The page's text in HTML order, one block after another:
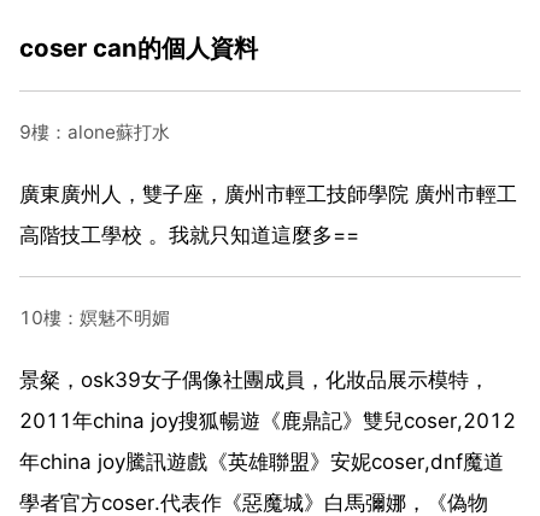
coser can的個人資料
9樓：alone蘇打水
廣東廣州人，雙子座，廣州市輕工技師學院 廣州市輕工
高階技工學校 。我就只知道這麼多==
10樓：嫇魅不明媚
景粲，osk39女子偶像社團成員，化妝品展示模特，
2011年china joy搜狐暢遊《鹿鼎記》雙兒coser,2012
年china joy騰訊遊戲《英雄聯盟》安妮coser,dnf魔道
學者官方coser.代表作《惡魔城》白馬彌娜，《偽物